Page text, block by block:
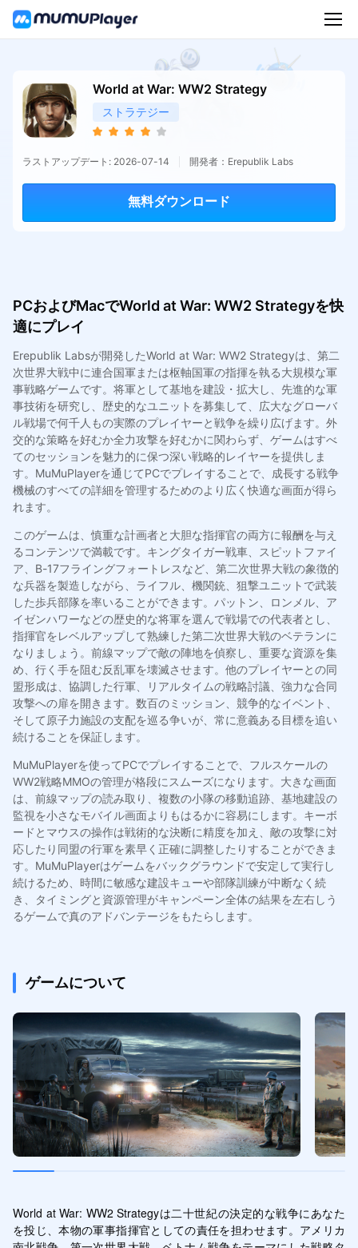
World at War: WW2 Strategy
ストラテジー
ラストアップデート: 2026-07-14 開発者：Erepublik Labs
無料ダウンロード
PCおよびMacでWorld at War: WW2 Strategyを快
適にプレイ
Erepublik Labsが開発したWorld at War: WW2 Strategyは、第二
次世界大戦中に連合国軍または枢軸国軍の指揮を執る大規模な軍
事戦略ゲームです。将軍として基地を建設・拡大し、先進的な軍
事技術を研究し、歴史的なユニットを募集して、広大なグローバ
ル戦場で何千人もの実際のプレイヤーと戦争を繰り広げます。外
交的な策略を好むか全力攻撃を好むかに関わらず、ゲームはすべ
てのセッションを魅力的に保つ深い戦略的レイヤーを提供しま
す。MuMuPlayerを通じてPCでプレイすることで、成長する戦争
機械のすべての詳細を管理するためのより広く快適な画面が得ら
れます。
このゲームは、慎重な計画者と大胆な指揮官の両方に報酬を与え
るコンテンツで満載です。キングタイガー戦車、スピットファイ
ア、B-17フライングフォートレスなど、第二次世界大戦の象徴的
な兵器を製造しながら、ライフル、機関銃、狙撃ユニットで武装
した歩兵部隊を率いることができます。パットン、ロンメル、ア
イゼンハワーなどの歴史的な将軍を選んで戦場での代表者とし、
指揮官をレベルアップして熟練した第二次世界大戦のベテランに
なりましょう。前線マップで敵の陣地を偵察し、重要な資源を集
め、行く手を阻む反乱軍を壊滅させます。他のプレイヤーとの同
盟形成は、協調した行軍、リアルタイムの戦略討議、強力な合同
攻撃への扉を開きます。数百のミッション、競争的なイベント、
そして原子力施設の支配を巡る争いが、常に意義ある目標を追い
続けることを保証します。
MuMuPlayerを使ってPCでプレイすることで、フルスケールの
WW2戦略MMOの管理が格段にスムーズになります。大きな画面
は、前線マップの読み取り、複数の小隊の移動追跡、基地建設の
監視を小さなモバイル画面よりもはるかに容易にします。キーボ
ードとマウスの操作は戦術的な決断に精度を加え、敵の攻撃に対
応したり同盟の行軍を素早く正確に調整したりすることができま
す。MuMuPlayerはゲームをバックグラウンドで安定して実行し
続けるため、時間に敏感な建設キューや部隊訓練が中断なく続
き、タイミングと資源管理がキャンペーン全体の結果を左右しう
るゲームで真のアドバンテージをもたらします。
ゲームについて
World at War: WW2 Strategyは二十世紀の決定的な戦争にあなた
を投じ、本物の軍事指揮官としての責任を担わせます。アメリカ